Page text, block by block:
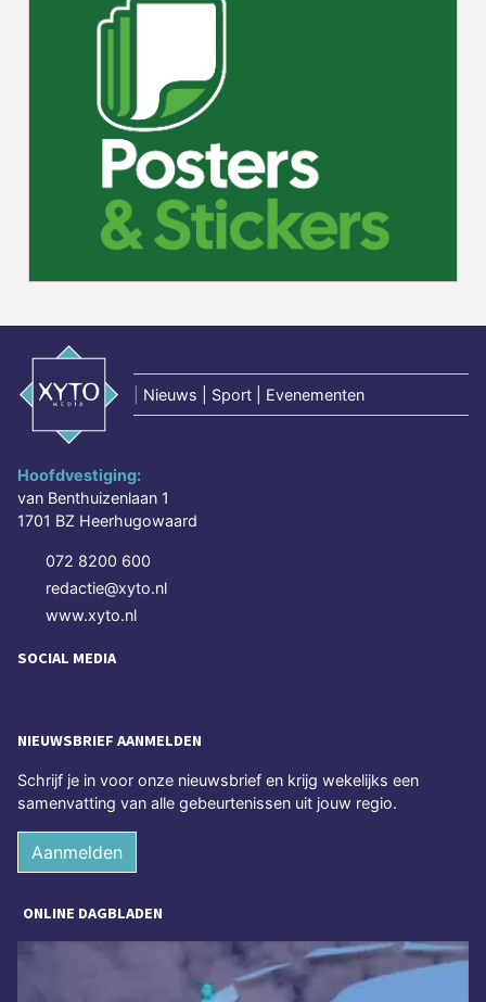
Nieuws | Sport | Evenementen
Hoofdvestiging:
van Benthuizenlaan 1
1701 BZ Heerhugowaard
072 8200 600
redactie@xyto.nl
www.xyto.nl
SOCIAL MEDIA
NIEUWSBRIEF AANMELDEN
Schrijf je in voor onze nieuwsbrief en krijg wekelijks een
samenvatting van alle gebeurtenissen uit jouw regio.
Aanmelden
ONLINE DAGBLADEN